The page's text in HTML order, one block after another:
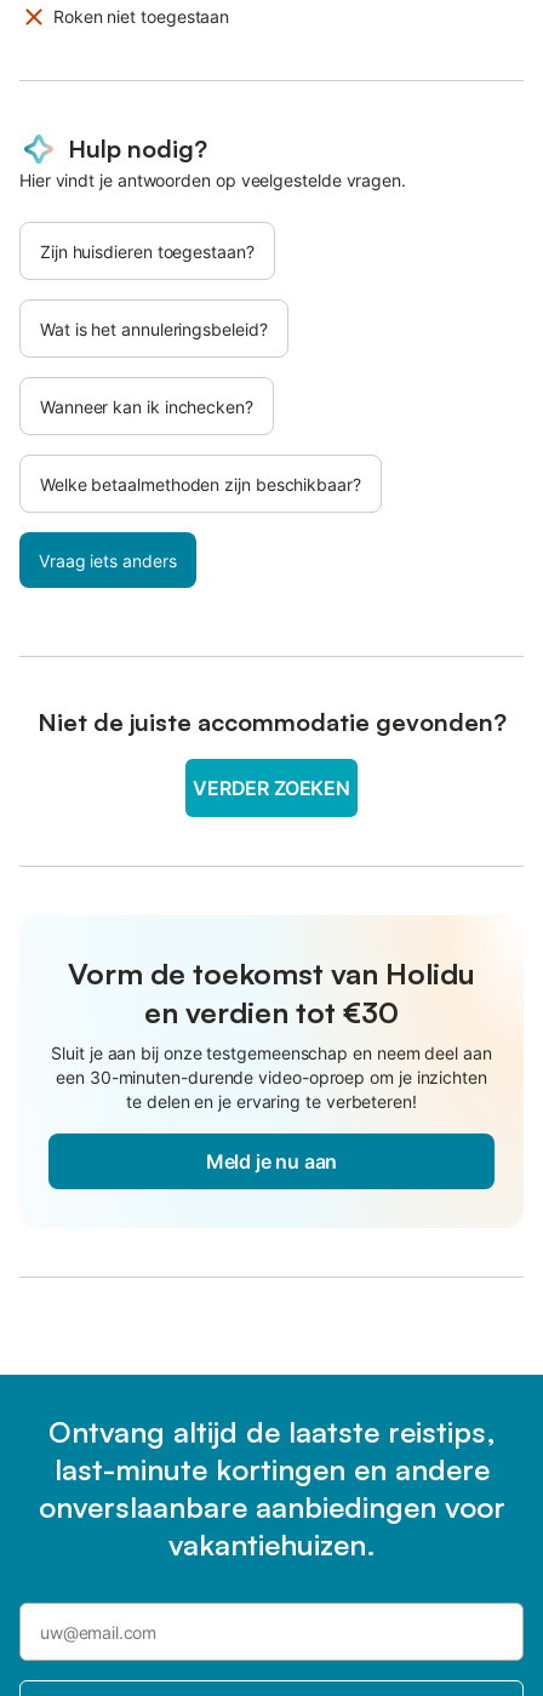
Roken niet toegestaan
Hulp nodig?
Hier vindt je antwoorden op veelgestelde vragen.
Zijn huisdieren toegestaan?
Wat is het annuleringsbeleid?
Wanneer kan ik inchecken?
Welke betaalmethoden zijn beschikbaar?
Vraag iets anders
Niet de juiste accommodatie gevonden?
VERDER ZOEKEN
Vorm de toekomst van Holidu
en verdien tot €30
Sluit je aan bij onze testgemeenschap en neem deel aan
een 30-minuten-durende video-oproep om je inzichten
te delen en je ervaring te verbeteren!
Meld je nu aan
Ontvang altijd de laatste reistips,
last-minute kortingen en andere
onverslaanbare aanbiedingen voor
vakantiehuizen.